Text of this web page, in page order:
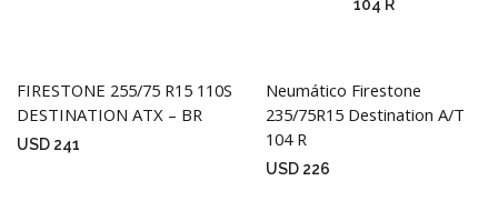
FIRESTONE 255/75 R15 110S
DESTINATION ATX – BR
USD 241
Neumático Firestone
235/75R15 Destination A/T
104 R
USD 226